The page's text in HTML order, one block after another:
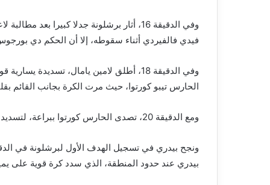
وفي الدقيقة 16، أثار برشلونة جدلا كبيرا
فيدي فالفيردي أثناء سقوطه، إلا أن الحكم دي
وفي الدقيقة 18، أطلق لامين يامال،
الحارس تيبو كورتوا، حيث مرت الكرة بجانب القائم
ومع الدقيقة 20، تصدى الحارس كورتوا ببراعة، لتسديدة قوية من كوندي، ليحرم برشلونة من هدف محقق.
بيدري عند حدود المنطقة، الذي سدد كرة قوية على